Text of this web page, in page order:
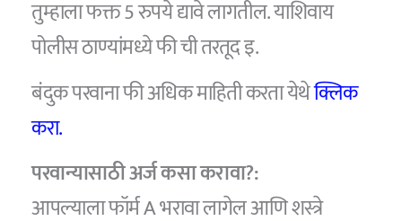
तुम्हाला फक्त 5 रुपये द्यावे लागतील. याशिवाय
पोलीस ठाण्यांमध्ये फी ची तरतूद इ.
बंदुक परवाना फी अधिक माहिती करता येथेक्लिक
करा.
परवान्यासाठी अर्ज कसा करावा?:
आपल्याला फॉर्म A भरावा लागेल आणि शस्त्रे